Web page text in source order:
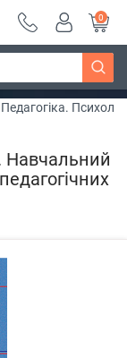
Дізнатись більше
0
Педагогіка.
Навчальний